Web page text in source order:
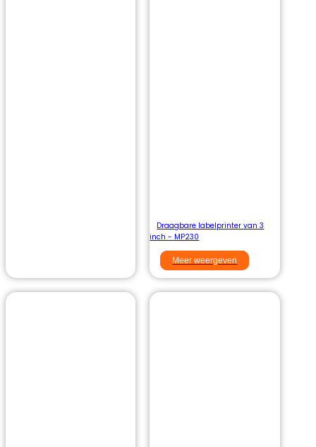
Draagbare labelprinter van 3
inch​ - MP230
Meer weergeven